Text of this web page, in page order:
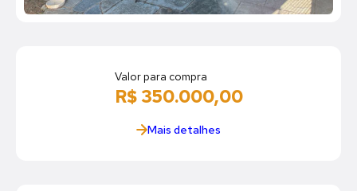
Valor para compra
R$ 350.000,00
Mais detalhes